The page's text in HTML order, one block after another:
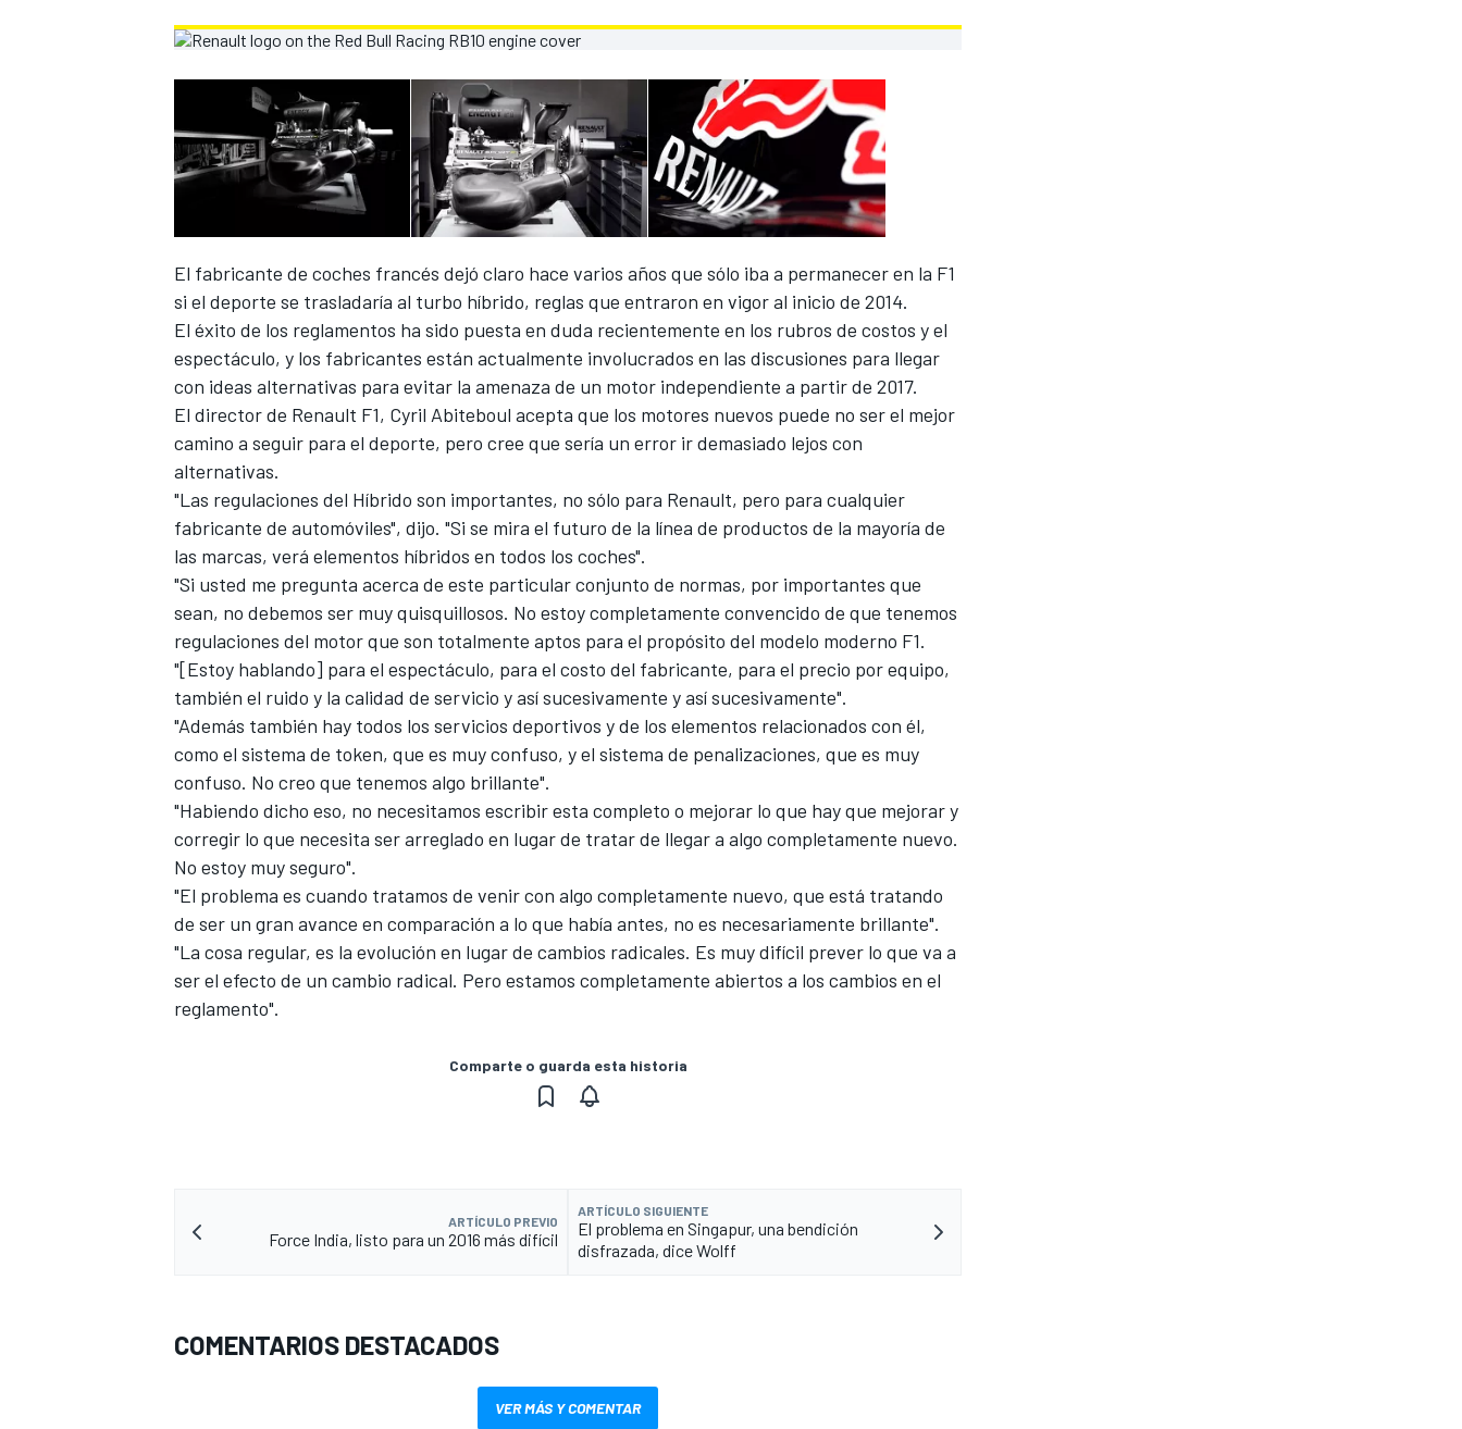
NASCAR CUP
FÓRMULA E
El fabricante de coches francés dejó claro hace varios años que sólo iba a permanecer en la F1
si el deporte se trasladaría al turbo híbrido, reglas que entraron en vigor al inicio de 2014.
El éxito de los reglamentos ha sido puesta en duda recientemente en los rubros de costos y el
espectáculo, y los fabricantes están actualmente involucrados en las discusiones para llegar
con ideas alternativas para evitar la amenaza de un motor independiente a partir de 2017.
El director de Renault F1, Cyril Abiteboul acepta que los motores nuevos puede no ser el mejor
camino a seguir para el deporte, pero cree que sería un error ir demasiado lejos con
alternativas.
"Las regulaciones del Híbrido son importantes, no sólo para Renault, pero para cualquier
fabricante de automóviles", dijo. "Si se mira el futuro de la línea de productos de la mayoría de
las marcas, verá elementos híbridos en todos los coches".
"Si usted me pregunta acerca de este particular conjunto de normas, por importantes que
sean, no debemos ser muy quisquillosos. No estoy completamente convencido de que tenemos
regulaciones del motor que son totalmente aptos para el propósito del modelo moderno F1.
"[Estoy hablando] para el espectáculo, para el costo del fabricante, para el precio por equipo,
también el ruido y la calidad de servicio y así sucesivamente y así sucesivamente".
"Además también hay todos los servicios deportivos y de los elementos relacionados con él,
como el sistema de token, que es muy confuso, y el sistema de penalizaciones, que es muy
confuso. No creo que tenemos algo brillante".
"Habiendo dicho eso, no necesitamos escribir esta completo o mejorar lo que hay que mejorar y
corregir lo que necesita ser arreglado en lugar de tratar de llegar a algo completamente nuevo.
No estoy muy seguro".
"El problema es cuando tratamos de venir con algo completamente nuevo, que está tratando
de ser un gran avance en comparación a lo que había antes, no es necesariamente brillante".
"La cosa regular, es la evolución en lugar de cambios radicales. Es muy difícil prever lo que va a
ser el efecto de un cambio radical. Pero estamos completamente abiertos a los cambios en el
reglamento".
Comparte o guarda esta historia
ARTÍCULO PREVIO
Force India, listo para un 2016 más difícil
ARTÍCULO SIGUIENTE
El problema en Singapur, una bendición
disfrazada, dice Wolff
COMENTARIOS DESTACADOS
VER MÁS Y COMENTAR